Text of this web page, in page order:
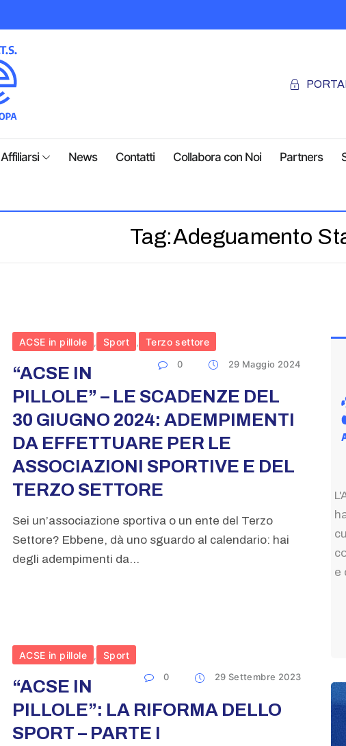
Affiliarsi News Contatti Collabora con Noi Partners
Tag:Adeguamento
ACSE in pillole Sport Terzo settore
0 29 Maggio 2024
“ACSE IN
PILLOLE” – LE SCADENZE DEL
30 GIUGNO 2024: ADEMPIMENTI
DA EFFETTUARE PER LE
ASSOCIAZIONI SPORTIVE E DEL
TERZO SETTORE
Sei un’associazione sportiva o un ente del Terzo
Settore? Ebbene, dà uno sguardo al calendario: hai
degli adempimenti da...
ACSE in pillole Sport
0 29 Settembre 2023
“ACSE IN
PILLOLE”: LA RIFORMA DELLO
SPORT – PARTE I
e